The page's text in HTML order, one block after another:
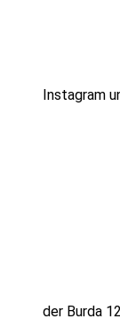
Instagram
der Burda